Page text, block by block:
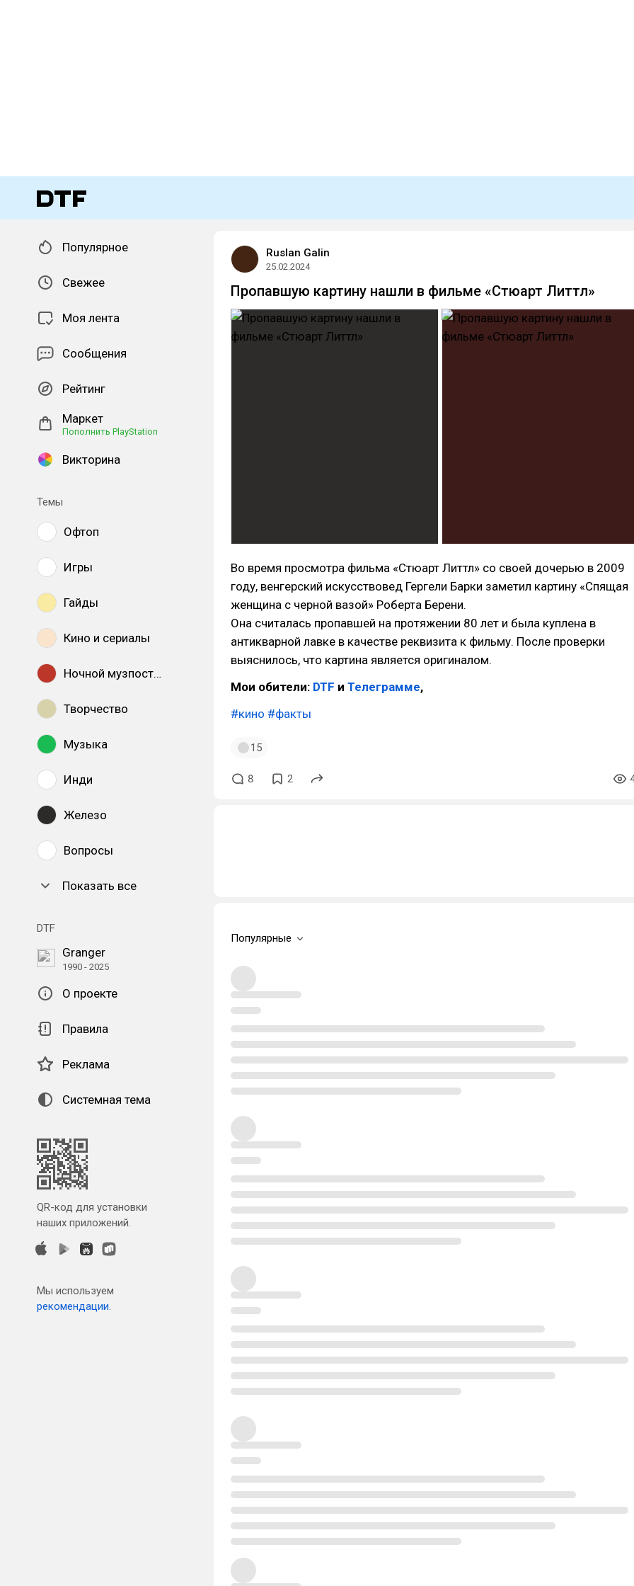
Популярное
Свежее
Моя лента
Сообщения
Рейтинг
Маркет
Пополнить PlayStation
Викторина
Темы
Офтоп
Игры
Гайды
Кино и сериалы
Ночной музпостинг
Творчество
Музыка
Инди
Железо
Вопросы
Показать все
DTF
Granger
1990 - 2025
О проекте
Правила
Реклама
Системная тема
QR-код для установки
наших приложений.
Мы используем
рекомендации.
Ruslan Galin
25.02.2024
Пропавшую картину нашли в фильме «Стюарт Литтл»
Во время просмотра фильма «Стюарт Литтл» со своей дочерью в 2009
году, венгерский искусствовед Гергели Барки заметил картину «Спящая
женщина с черной вазой» Роберта Берени.
Она считалась пропавшей на протяжении 80 лет и была куплена в
антикварной лавке в качестве реквизита к фильму. После проверки
выяснилось, что картина является оригиналом.
Мои обители: DTF и Телеграмме,
#кино #факты
15
8 2
Популярные